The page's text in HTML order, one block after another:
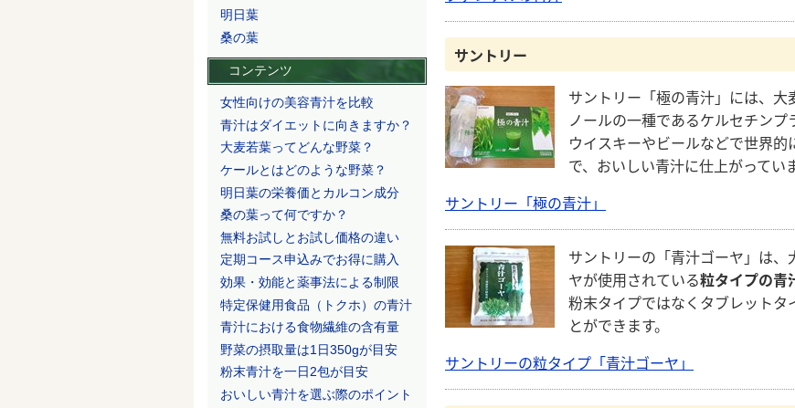
サントリー
サントリー「極の青汁」には、
ノールの一種であるケルセチンプ
ウイスキーやビールなどで世界
で、おいしい青汁に仕上がってい
サントリー「極の青汁」
サントリーの「青汁ゴーヤ」は
ヤが使用されている粒タイプの青
粉末タイプではなくタブレット
とができます。
サントリーの粒タイプ「青汁ゴーヤ」
明日葉
桑の葉
コンテンツ
女性向けの美容青汁を比較
青汁はダイエットに向きますか？
大麦若葉ってどんな野菜？
ケールとはどのような野菜？
明日葉の栄養価とカルコン成分
桑の葉って何ですか？
無料お試しとお試し価格の違い
定期コース申込みでお得に購入
効果・効能と薬事法による制限
特定保健用食品（トクホ）の青汁
青汁における食物繊維の含有量
野菜の摂取量は1日350gが目安
粉末青汁を一日2包が目安
おいしい青汁を選ぶ際のポイント